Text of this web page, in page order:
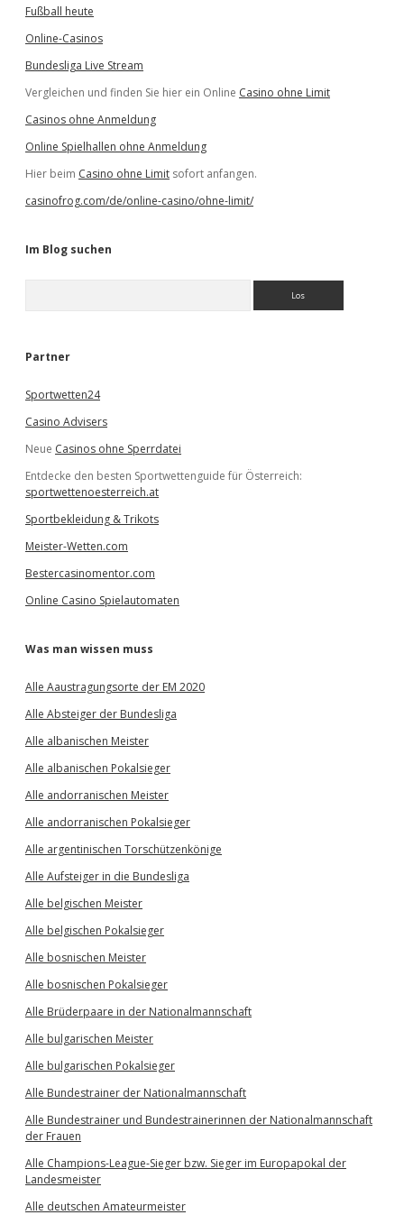
Fußball heute
Online-Casinos
Bundesliga Live Stream
Vergleichen und finden Sie hier ein Online Casino ohne Limit
Casinos ohne Anmeldung
Online Spielhallen ohne Anmeldung
Hier beim Casino ohne Limit sofort anfangen.
casinofrog.com/de/online-casino/ohne-limit/
Im Blog suchen
e
Partner
Sportwetten24
Casino Advisers
Neue Casinos ohne Sperrdatei
Entdecke den besten Sportwettenguide für Österreich:
sportwettenoesterreich.at
Sportbekleidung & Trikots
Meister-Wetten.com
Bestercasinomentor.com
Online Casino Spielautomaten
Was man wissen muss
Alle Aaustragungsorte der EM 2020
Alle Absteiger der Bundesliga
Alle albanischen Meister
Alle albanischen Pokalsieger
Alle andorranischen Meister
Alle andorranischen Pokalsieger
Alle argentinischen Torschützenkönige
Alle Aufsteiger in die Bundesliga
Alle belgischen Meister
Alle belgischen Pokalsieger
Alle bosnischen Meister
Alle bosnischen Pokalsieger
Alle Brüderpaare in der Nationalmannschaft
Alle bulgarischen Meister
Alle bulgarischen Pokalsieger
Alle Bundestrainer der Nationalmannschaft
Alle Bundestrainer und Bundestrainerinnen der Nationalmannschaft
der Frauen
Alle Champions-League-Sieger bzw. Sieger im Europapokal der
Landesmeister
Alle deutschen Amateurmeister